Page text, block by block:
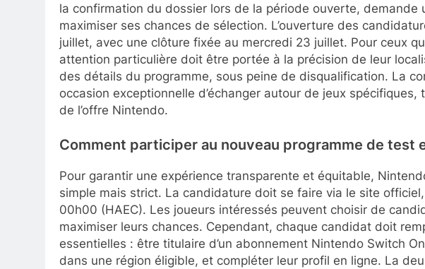
la confirmation du dossier lors de la période ouverte, demande
maximiser ses chances de sélection. L’ouverture des
juillet, avec une clôture fixée au mercredi 23 juillet. Pour ceux
attention particulière doit être portée à la précision de leur
des détails du programme, sous peine de disqualification. La
occasion exceptionnelle d’échanger autour de jeux spécifiques,
de l’offre Nintendo.
Comment participer au nouveau programme de test
Pour garantir une expérience transparente et équitable,
simple mais strict. La candidature doit se faire via le site
00h00 (HAEC). Les joueurs intéressés peuvent choisir de
maximiser leurs chances. Cependant, chaque candidat doit
essentielles : être titulaire d’un abonnement Nintendo Switch
dans une région éligible, et compléter leur profil en ligne. La